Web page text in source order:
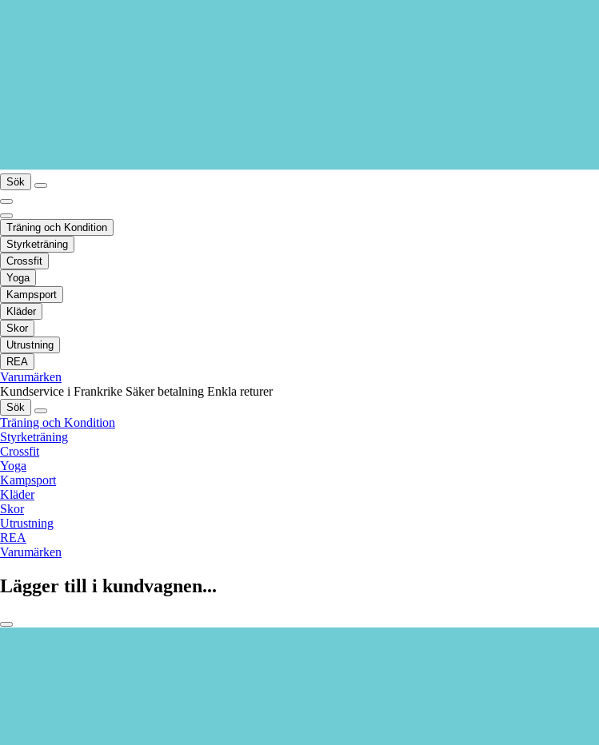
Sök
Träning och Kondition
Styrketräning
Crossfit
Yoga
Kampsport
Kläder
Skor
Utrustning
REA
Varumärken
Kundservice i Frankrike Säker betalning Enkla returer
Sök
Träning och Kondition
Styrketräning
Crossfit
Yoga
Kampsport
Kläder
Skor
Utrustning
REA
Varumärken
Lägger till i kundvagnen...